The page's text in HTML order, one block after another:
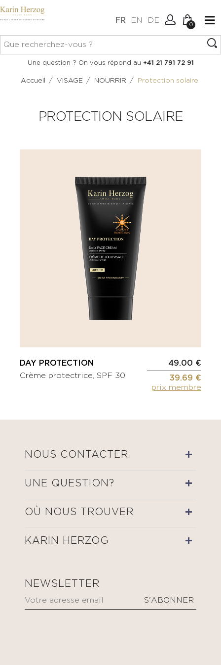
FR EN DE
Connexion
0
Aucun article dans votre
panier.
Une question ? On vous répond au +41 21 791 72 91
Accueil / VISAGE / NOURRIR / Protection solaire
PROTECTION SOLAIRE
DAY PROTECTION
Crème protectrice, SPF 30
49.00 €
39.69 €
prix membre
NOUS CONTACTER
UNE QUESTION?
OÙ NOUS TROUVER
KARIN HERZOG
NEWSLETTER